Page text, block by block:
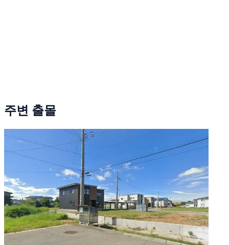
주변 출몰